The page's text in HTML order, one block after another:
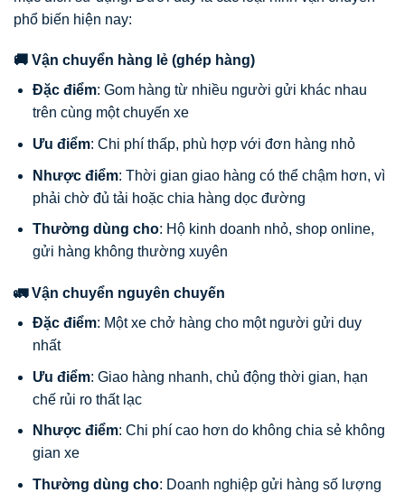
phổ biến hiện nay:
🚚 Vận chuyển hàng lẻ (ghép hàng)
Đặc điểm: Gom hàng từ nhiều người gửi khác nhau
trên cùng một chuyến xe
Ưu điểm: Chi phí thấp, phù hợp với đơn hàng nhỏ
Nhược điểm: Thời gian giao hàng có thể chậm hơn, vì
phải chờ đủ tải hoặc chia hàng dọc đường
Thường dùng cho: Hộ kinh doanh nhỏ, shop online,
gửi hàng không thường xuyên
🚛 Vận chuyển nguyên chuyến
Đặc điểm: Một xe chở hàng cho một người gửi duy
nhất
Ưu điểm: Giao hàng nhanh, chủ động thời gian, hạn
chế rủi ro thất lạc
Nhược điểm: Chi phí cao hơn do không chia sẻ không
gian xe
Thường dùng cho: Doanh nghiệp gửi hàng số lượng